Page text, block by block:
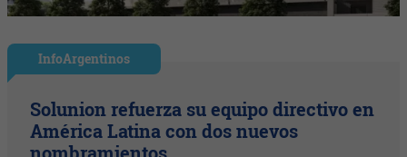
InfoArgentinos
Solunion refuerza su equipo directivo en
América Latina con dos nuevos